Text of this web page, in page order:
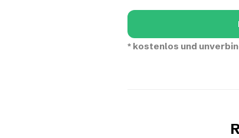
* kostenlos und